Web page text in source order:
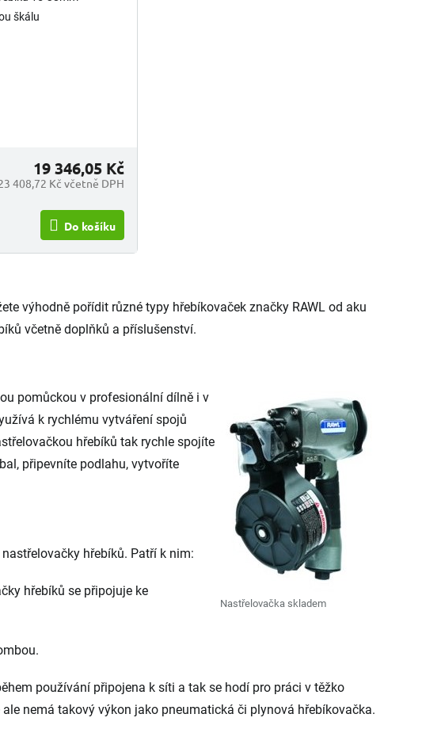
škálu
408,72 Kč včetně DPH
19 346,05 Kč
Do košíku
l
á
p
r
k
y
u
výhodně pořídit různé typy hřebíkovaček značky RAWL od aku
včetně doplňků a příslušenství.
Nastřelovačka skladem
pomůckou v profesionální dílně i v
k rychlému vytváření spojů
hřebíků tak rychle spojíte
připevníte podlahu, vytvoříte
hřebíků. Patří k nim:
hřebíků se připojuje ke
používání připojena k síti a tak se hodí pro práci v těžko
nemá takový výkon jako pneumatická či plynová hřebíkovačka.